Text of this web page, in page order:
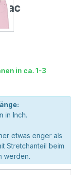
in ca. 1-3
in Inch.
etwas enger als
Stretchanteil beim
werden.